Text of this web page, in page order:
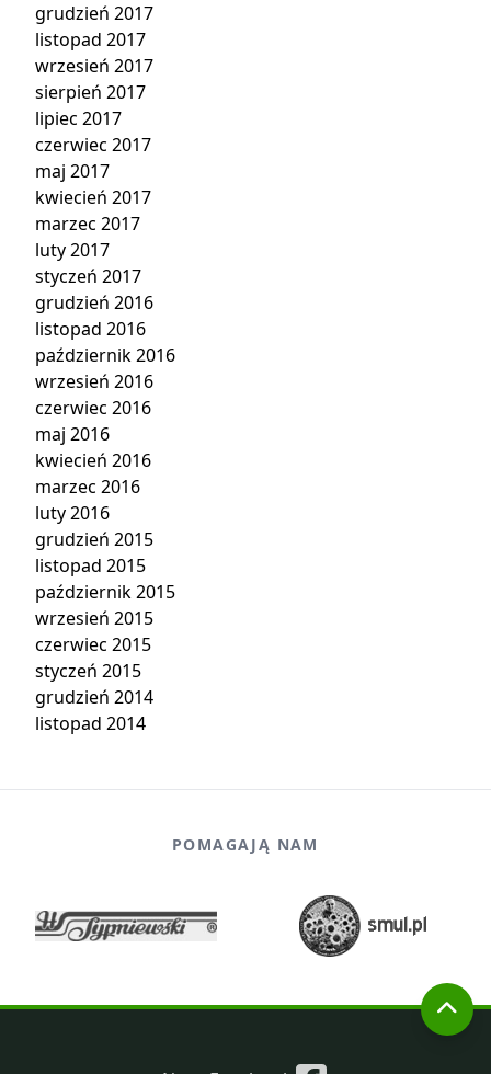
grudzień 2017
listopad 2017
wrzesień 2017
sierpień 2017
lipiec 2017
czerwiec 2017
maj 2017
kwiecień 2017
marzec 2017
luty 2017
styczeń 2017
grudzień 2016
listopad 2016
październik 2016
wrzesień 2016
czerwiec 2016
maj 2016
kwiecień 2016
marzec 2016
luty 2016
grudzień 2015
listopad 2015
październik 2015
wrzesień 2015
czerwiec 2015
styczeń 2015
grudzień 2014
listopad 2014
POMAGAJĄ NAM